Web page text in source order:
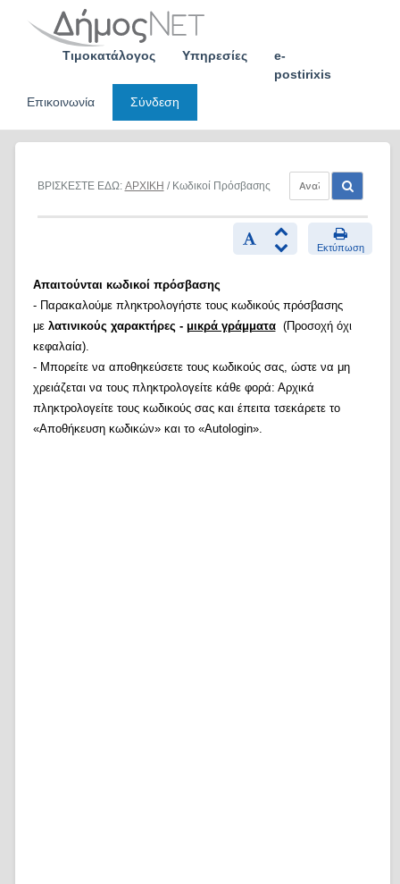
Τιμοκατάλογος Υπηρεσίες
e-
postirixis
Επικοινωνία
Σύνδεση
ΒΡΙΣΚΕΣΤΕ ΕΔΩ: ΑΡΧΙΚΗ / Κωδικοί Πρόσβασης
Εκτύπωση
Απαιτούνται κωδικοί πρόσβασης
- Παρακαλούμε πληκτρολογήστε τους κωδικούς πρόσβασης
με λατινικούς χαρακτήρες - μικρά γράμματα(Προσοχή όχι
κεφαλαία).
- Μπορείτε να αποθηκεύσετε τους κωδικούς σας, ώστε να μη
χρειάζεται να τους πληκτρολογείτε κάθε φορά: Αρχικά
πληκτρολογείτε τους κωδικούς σας και έπειτα τσεκάρετε το
«Αποθήκευση κωδικών» και το «Autologin».